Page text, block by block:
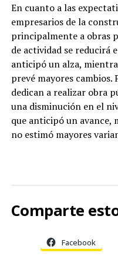
En cuanto a las
empresarios de la
principalmente a obras
de actividad se reducirá
anticipó un alza,
prevé mayores
dedican a realizar obra
una disminución en el
que anticipó un avance,
no estimó mayores
Comparte
Facebook